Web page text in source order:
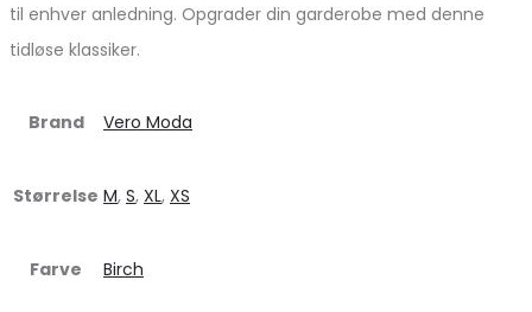
til enhver anledning. Opgrader din garderobe med denne
tidløse klassiker.
Brand Vero Moda
Størrelse M, S, XL, XS
Farve Birch